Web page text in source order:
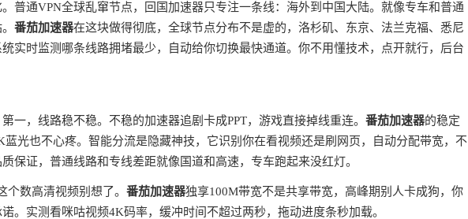
普通VPN全球乱窜节点，回国加速器只专注一条线：海外到中国大陆。就像专车和普通
番茄加速器在这块做得彻底，全球节点分布不是虚的，洛杉矶、东京、法兰克福、悉尼
实时监测哪条线路拥堵最少，自动给你切换最快通道。你不用懂技术，点开就行，后台
一，线路稳不稳。不稳的加速器追剧卡成PPT，游戏直接掉线重连。 番茄加速器的稳定
光也不心疼。智能分流是隐藏神技，它识别你在看视频还是刷网页，自动分配带宽，不
保证，普通线路和专线差距就像国道和高速，专车跑起来没红灯。
数高清视频别想了。 番茄加速器独享100M带宽不是共享带宽，高峰期别人卡成狗，你
。实测看咪咕视频4K码率，缓冲时间不超过两秒，拖动进度条秒加载。